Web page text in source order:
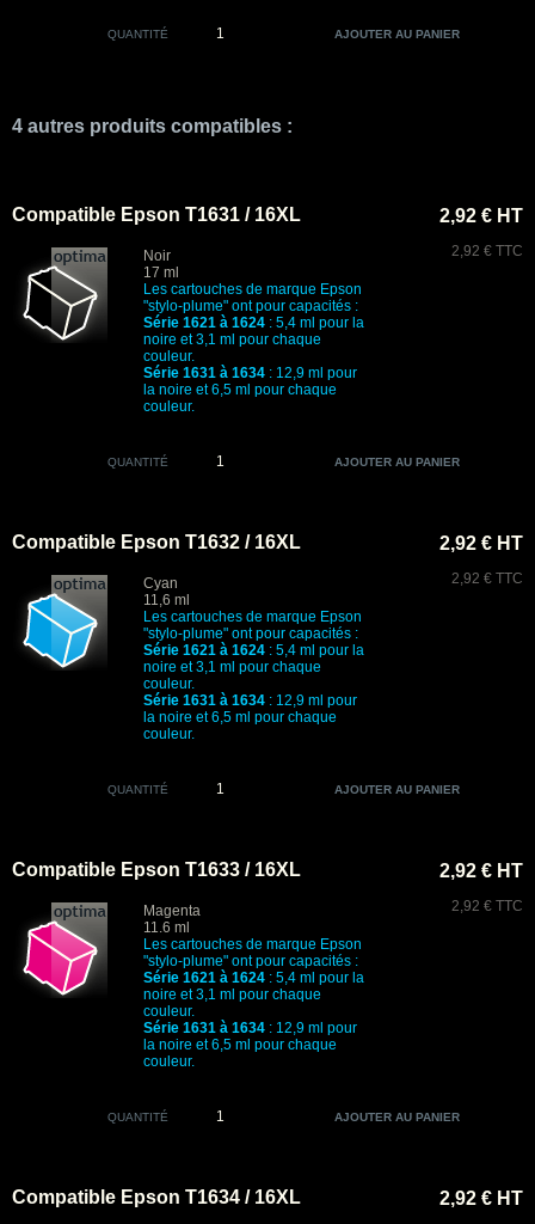
QUANTITÉ
4 autres produits compatibles :
Compatible Epson T1631 / 16XL
Noir
17 ml
Les cartouches de marque Epson
"stylo-plume" ont pour capacités :
Série 1621 à 1624 : 5,4 ml pour la
noire et 3,1 ml pour chaque
couleur.
Série 1631 à 1634 : 12,9 ml pour
la noire et 6,5 ml pour chaque
couleur.
2,92 € HT
2,92 € TTC
QUANTITÉ
Compatible Epson T1632 / 16XL
Cyan
11,6 ml
Les cartouches de marque Epson
"stylo-plume" ont pour capacités :
Série 1621 à 1624 : 5,4 ml pour la
noire et 3,1 ml pour chaque
couleur.
Série 1631 à 1634 : 12,9 ml pour
la noire et 6,5 ml pour chaque
couleur.
2,92 € HT
2,92 € TTC
QUANTITÉ
Compatible Epson T1633 / 16XL
Magenta
11.6 ml
Les cartouches de marque Epson
"stylo-plume" ont pour capacités :
Série 1621 à 1624 : 5,4 ml pour la
noire et 3,1 ml pour chaque
couleur.
Série 1631 à 1634 : 12,9 ml pour
la noire et 6,5 ml pour chaque
couleur.
2,92 € HT
2,92 € TTC
QUANTITÉ
Compatible Epson T1634 / 16XL 2,92 € HT